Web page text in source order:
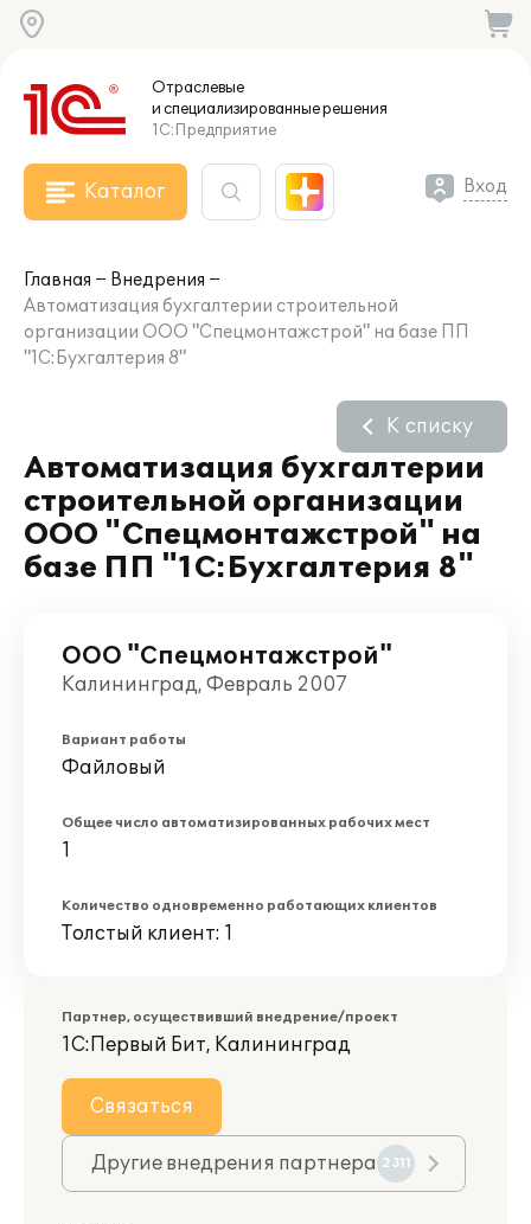
Отраслевые
и специализированныерешения
1С:Предприятие
Каталог Вход
Главная
Внедрения
Автоматизация бухгалтерии строительной
организации ООО "Спецмонтажстрой" на базе ПП
"1С:Бухгалтерия 8"
Автоматизация бухгалтерии
строительной организации
ООО "Спецмонтажстрой" на
базе ПП "1С:Бухгалтерия 8"
К списку
ООО "Спецмонтажстрой"
Калининград, Февраль 2007
Вариант работы
Файловый
Общее число автоматизированных рабочих мест
1
Количество одновременно работающих клиентов
Толстый клиент: 1
Партнер, осуществивший внедрение/проект
1С:Первый Бит, Калининград
Связаться
Другие внедрения партнера 2311